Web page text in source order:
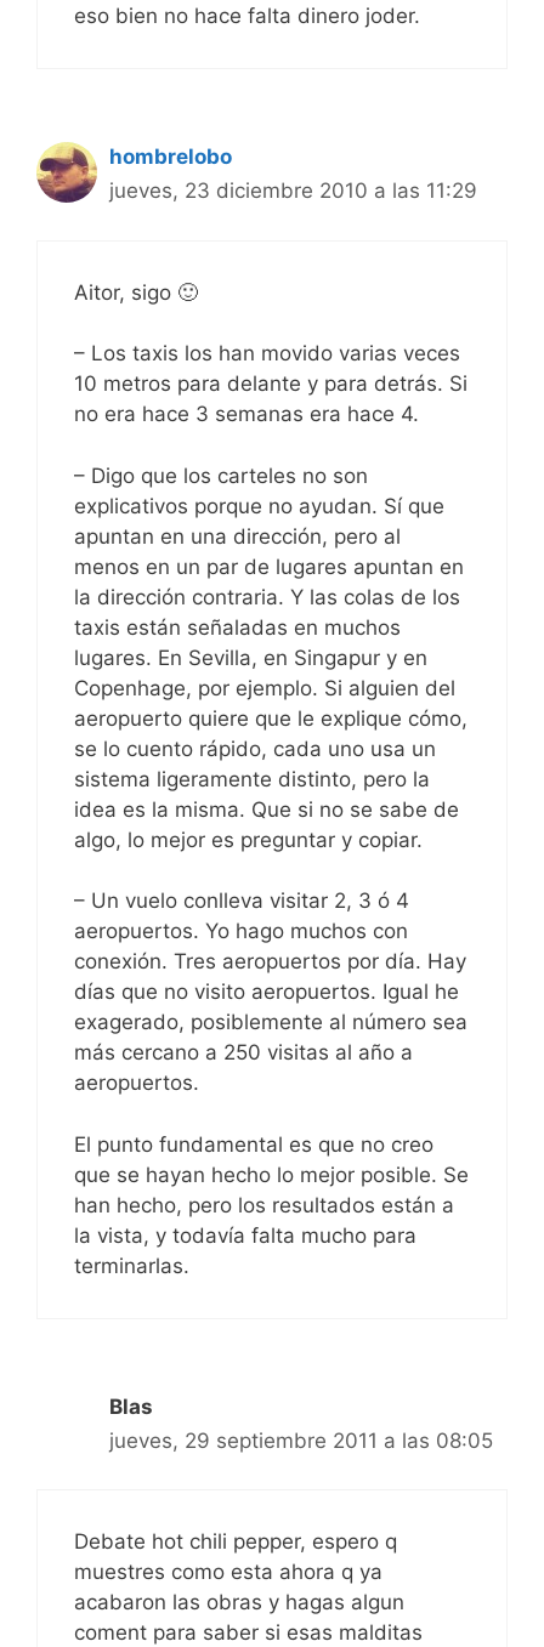
eso bien no hace falta dinero joder.
hombrelobo
jueves, 23 diciembre 2010 a las 11:29
Aitor, sigo 🙂
– Los taxis los han movido varias veces
10 metros para delante y para detrás. Si
no era hace 3 semanas era hace 4.
– Digo que los carteles no son
explicativos porque no ayudan. Sí que
apuntan en una dirección, pero al
menos en un par de lugares apuntan en
la dirección contraria. Y las colas de los
taxis están señaladas en muchos
lugares. En Sevilla, en Singapur y en
Copenhage, por ejemplo. Si alguien del
aeropuerto quiere que le explique cómo,
se lo cuento rápido, cada uno usa un
sistema ligeramente distinto, pero la
idea es la misma. Que si no se sabe de
algo, lo mejor es preguntar y copiar.
– Un vuelo conlleva visitar 2, 3 ó 4
aeropuertos. Yo hago muchos con
conexión. Tres aeropuertos por día. Hay
días que no visito aeropuertos. Igual he
exagerado, posiblemente al número sea
más cercano a 250 visitas al año a
aeropuertos.
El punto fundamental es que no creo
que se hayan hecho lo mejor posible. Se
han hecho, pero los resultados están a
la vista, y todavía falta mucho para
terminarlas.
Blas
jueves, 29 septiembre 2011 a las 08:05
Debate hot chili pepper, espero q
muestres como esta ahora q ya
acabaron las obras y hagas algun
coment para saber si esas malditas